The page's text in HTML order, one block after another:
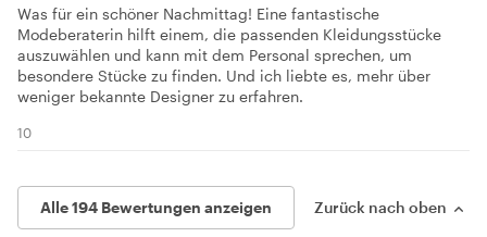
Was für ein schöner Nachmittag! Eine fantastische
Modeberaterin hilft einem, die passenden Kleidungsstücke
auszuwählen und kann mit dem Personal sprechen, um
besondere Stücke zu finden. Und ich liebte es, mehr über
weniger bekannte Designer zu erfahren.
10
Alle 194 Bewertungen anzeigen Zurück nach oben